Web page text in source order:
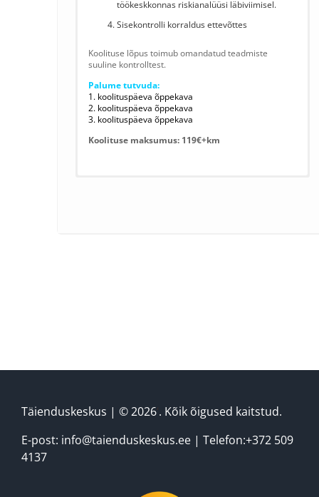
töökeskkonnas riskianalüüsi läbiviimisel.
Sisekontrolli korraldus ettevõttes
Koolituse lõpus toimub omandatud teadmiste
suuline kontrolltest.
Palume tutvuda:
1. koolituspäeva õppekava
2. koolituspäeva õppekava
3. koolituspäeva õppekava
Koolituse maksumus: 119€+km
Täienduskeskus | ©2026‘. Kõik õigused kaitstud.
E-post: info@taienduskeskus.ee | Telefon:+372 509
4137